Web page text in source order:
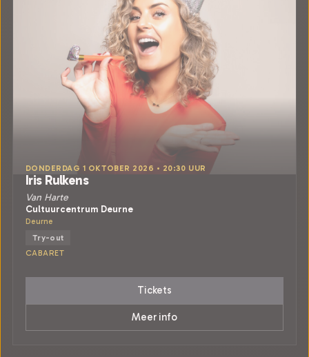
DONDERDAG 1 OKTOBER 2026 • 20:30 UUR
Iris Rulkens
Van Harte
Cultuurcentrum Deurne
Deurne
Try-out
CABARET
Tickets
Meer info